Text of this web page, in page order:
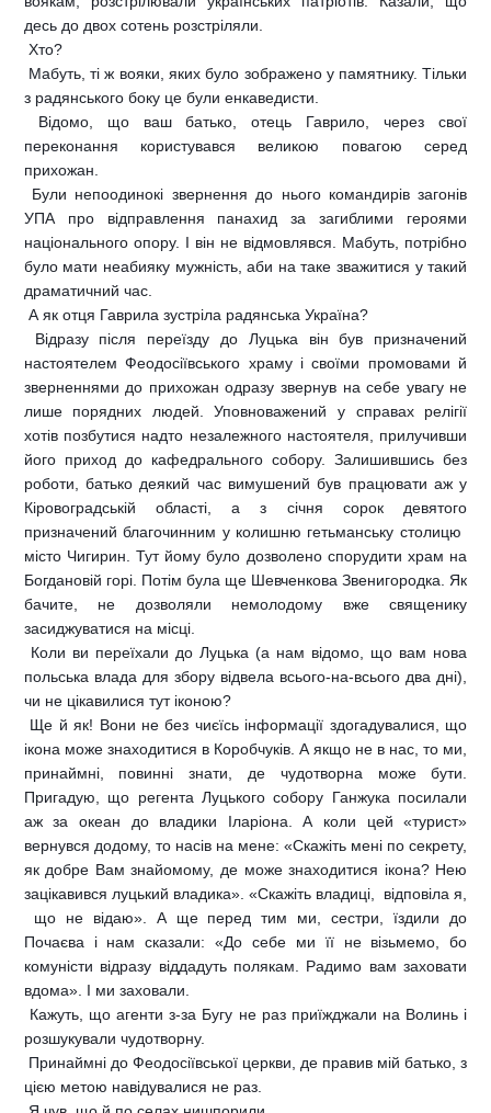
десь до двох сотень розстріляли.
 Хто?
 Мабуть, ті ж вояки, яких було зображено у памятнику. Тільки
з радянського боку це були енкаведисти.
 Відомо, що ваш батько, отець Гаврило, через свої
переконання користувався великою повагою серед
прихожан.
 Були непоодинокі звернення до нього командирів загонів
УПА про відправлення панахид за загиблими героями
національного опору. І він не відмовлявся. Мабуть, потрібно
було мати неабияку мужність, аби на таке зважитися у такий
драматичний час.
 А як отця Гаврила зустріла радянська Україна?
 Відразу після переїзду до Луцька він був призначений
настоятелем Феодосіївського храму і своїми промовами й
зверненнями до прихожан одразу звернув на себе увагу не
лише порядних людей. Уповноважений у справах релігії
хотів позбутися надто незалежного настоятеля, прилучивши
його приход до кафедрального собору. Залишившись без
роботи, батько деякий час вимушений був працювати аж у
Кіровоградській області, а з січня сорок девятого
призначений благочинним у колишню гетьманську столицю 
місто Чигирин. Тут йому було дозволено спорудити храм на
Богдановій горі. Потім була ще Шевченкова Звенигородка. Як
бачите, не дозволяли немолодому вже священику
засиджуватися на місці.
 Коли ви переїхали до Луцька (а нам відомо, що вам нова
польська влада для збору відвела всього-на-всього два дні),
чи не цікавилися тут іконою?
 Ще й як! Вони не без чиєїсь інформації здогадувалися, що
ікона може знаходитися в Коробчуків. А якщо не в нас, то ми,
принаймні, повинні знати, де чудотворна може бути.
Пригадую, що регента Луцького собору Ганжука посилали
аж за океан до владики Іларіона. А коли цей «турист»
вернувся додому, то насів на мене: «Скажіть мені по секрету,
як добре Вам знайомому, де може знаходитися ікона? Нею
зацікавився луцький владика». «Скажіть владиці,  відповіла я,
 що не відаю». А ще перед тим ми, сестри, їздили до
Почаєва і нам сказали: «До себе ми її не візьмемо, бо
комуністи відразу віддадуть полякам. Радимо вам заховати
вдома». І ми заховали.
 Кажуть, що агенти з-за Бугу не раз приїжджали на Волинь і
розшукували чудотворну.
 Принаймні до Феодосіївської церкви, де правив мій батько, з
цією метою навідувалися не раз.